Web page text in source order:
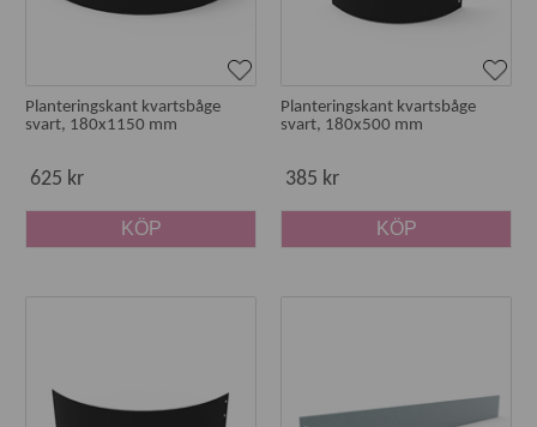
Planteringskant kvartsbåge
svart, 180x1150 mm
625 kr
KÖP
Planteringskant kvartsbåge
svart, 180x500 mm
385 kr
KÖP